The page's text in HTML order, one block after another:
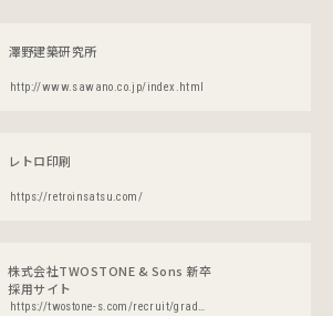
澤野建築研究所
http://www.sawano.co.jp/index.html
レトロ印刷
https://retroinsatsu.com/
株式会社TWOSTONE & Sons 新卒
採用サイト
https://twostone-s.com/recruit/graduates/